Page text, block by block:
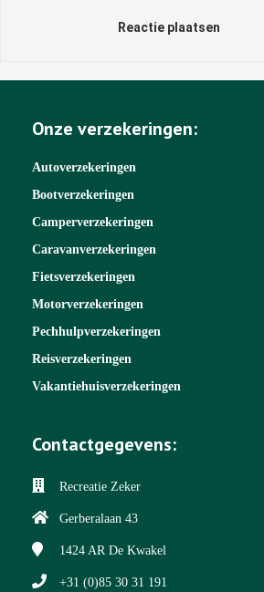
Reactie plaatsen
Onze verzekeringen:
Autoverzekeringen
Bootverzekeringen
Camperverzekeringen
Caravanverzekeringen
Fietsverzekeringen
Motorverzekeringen
Pechhulpverzekeringen
Reisverzekeringen
Vakantiehuisverzekeringen
Contactgegevens:
Recreatie Zeker
Gerberalaan 43
1424 AR De Kwakel
+31 (0)85 30 31 191